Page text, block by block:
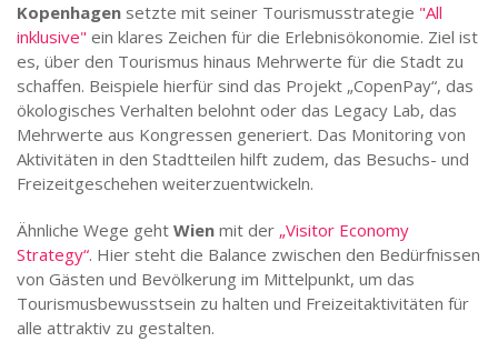
Kopenhagen setzte mit seiner Tourismusstrategie "All
inklusive" ein klares Zeichen für die Erlebnisökonomie. Ziel ist
es, über den Tourismus hinaus Mehrwerte für die Stadt zu
schaffen. Beispiele hierfür sind das Projekt „CopenPay“, das
ökologisches Verhalten belohnt oder das Legacy Lab, das
Mehrwerte aus Kongressen generiert. Das Monitoring von
Aktivitäten in den Stadtteilen hilft zudem, das Besuchs- und
Freizeitgeschehen weiterzuentwickeln.
Ähnliche Wege geht Wien mit der „Visitor Economy
Strategy“. Hier steht die Balance zwischen den Bedürfnissen
von Gästen und Bevölkerung im Mittelpunkt, um das
Tourismusbewusstsein zu halten und Freizeitaktivitäten für
alle attraktiv zu gestalten.